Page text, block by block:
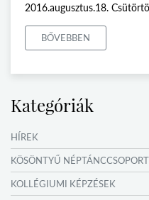
2016.augusztus.18.
BŐVEBBEN
Kategóriák
HÍREK
KÖSÖNTYŰ NÉPTÁNCCSOPORT
KOLLÉGIUMI KÉPZÉSEK